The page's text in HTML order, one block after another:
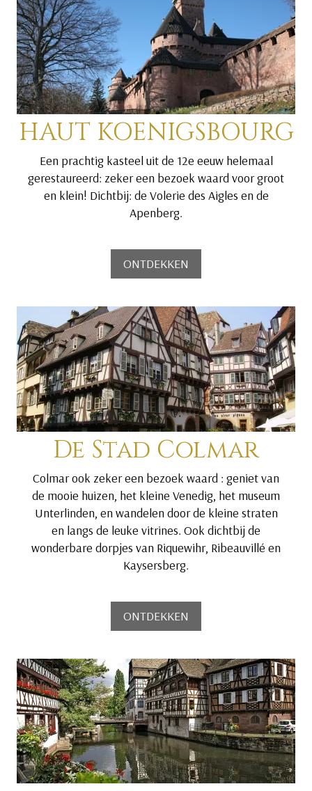
HAUT KOENIGSBOURG
Een prachtig kasteel uit de 12e eeuw helemaal
gerestaureerd: zeker een bezoek waard voor groot
en klein! Dichtbij: de Volerie des Aigles en de
Apenberg.
ONTDEKKEN
De Stad Colmar
Colmar ook zeker een bezoek waard : geniet van
de mooie huizen, het kleine Venedig, het museum
Unterlinden, en wandelen door de kleine straten
en langs de leuke vitrines. Ook dichtbij de
wonderbare dorpjes van Riquewihr, Ribeauvillé en
Kaysersberg.
ONTDEKKEN